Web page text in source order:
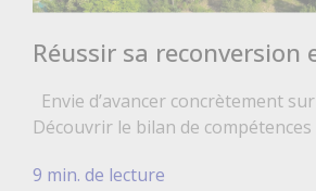
Réussir sa reconversion
Envie d’avancer concrètement
Découvrir le bilan de
9 min. de lecture